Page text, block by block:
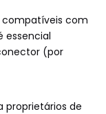
compatíveis com
essencial
(por
proprietários de